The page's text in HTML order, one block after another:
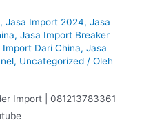
, Jasa Import 2024, Jasa
, Jasa Import Breaker
Import Dari China, Jasa
, Uncategorized/ Oleh
Import | 081213783361